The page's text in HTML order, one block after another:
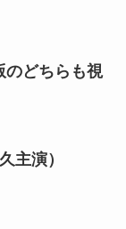
のどちらも視
主演）